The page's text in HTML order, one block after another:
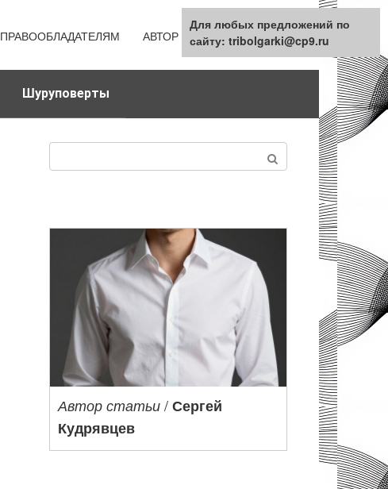
ПРАВООБЛАДАТЕЛЯМ АВТОР КАРТА САЙТА
Шуруповерты
Автор статьи /Сергей
Кудрявцев
Для любых предложений по
сайту: tribolgarki@cp9.ru